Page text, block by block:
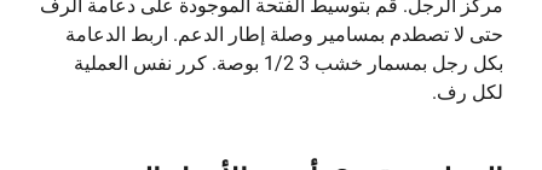
مركز الرجل. قم بتوسيط الفتحة الموجودة على دعامة الرف
حتى لا تصطدم بمسامير وصلة إطار الدعم. اربط الدعامة
بكل رجل بمسمار خشب 3 1/2 بوصة. كرر نفس العملية
لكل رف.